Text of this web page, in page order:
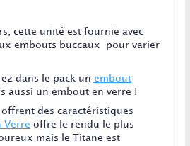
cette unité est fournie avec
embouts buccaux pour varier
dans le pack un embout
aussi un embout en verre !
des caractéristiques
Verre offre le rendu le plus
mais le Titane est